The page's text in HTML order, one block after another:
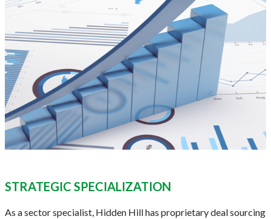
STRATEGIC SPECIALIZATION
As a sector specialist, Hidden Hill has proprietary deal sourcing